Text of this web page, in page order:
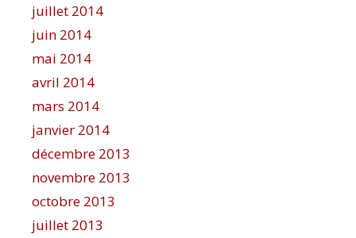
juillet 2014
juin 2014
mai 2014
avril 2014
mars 2014
janvier 2014
décembre 2013
novembre 2013
octobre 2013
juillet 2013